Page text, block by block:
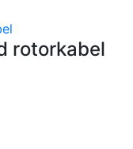
rotorkabel